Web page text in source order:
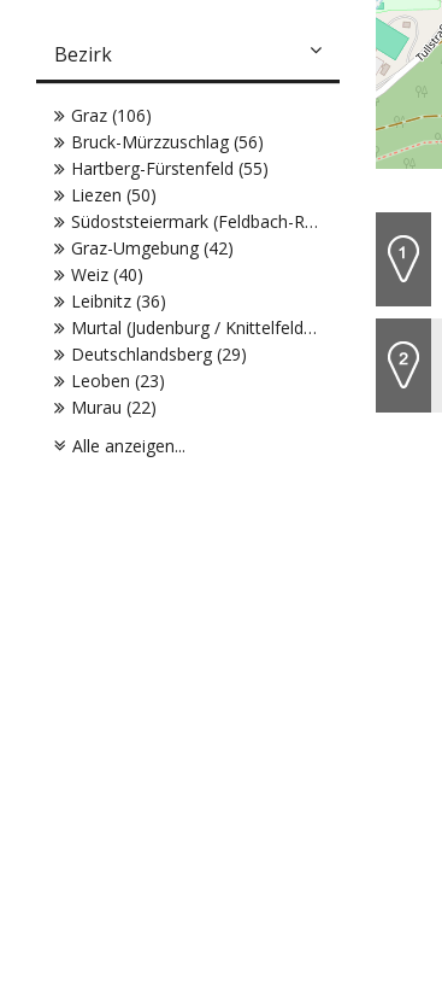
Bezirk
Graz (106)
Bruck-Mürzzuschlag (56)
Hartberg-Fürstenfeld (55)
Liezen (50)
Südoststeiermark (Feldbach-Radkersburg) (45)
Graz-Umgebung (42)
Weiz (40)
Leibnitz (36)
Murtal (Judenburg / Knittelfeld) (32)
Deutschlandsberg (29)
Leoben (23)
Murau (22)
Alle anzeigen...